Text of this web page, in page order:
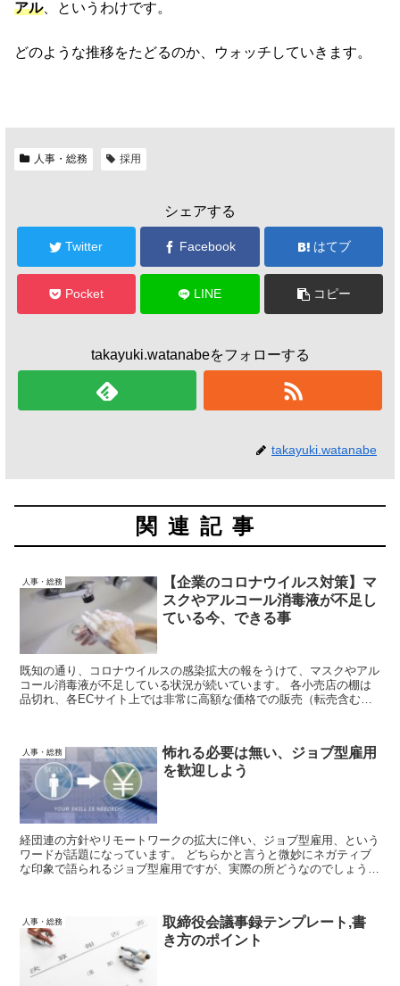
アル、というわけです。
どのような推移をたどるのか、ウォッチしていきます。
人事・総務 採用
シェアする
Twitter Facebook はてブ
Pocket LINE コピー
takayuki.watanabeをフォローする
takayuki.watanabe
関連記事
人事・総務
【企業のコロナウイルス対策】マ
スクやアルコール消毒液が不足し
ている今、できる事
既知の通り、コロナウイルスの感染拡大の報をうけて、マスクやアル
コール消毒液が不足している状況が続いています。 各小売店の棚は
品切れ、各ECサイト上では非常に高額な価格での販売（転売含む）
人事・総務
怖れる必要は無い、ジョブ型雇用
を歓迎しよう
経団連の方針やリモートワークの拡大に伴い、ジョブ型雇用、という
ワードが話題になっています。 どちらかと言うと微妙にネガティブ
な印象で語られるジョブ型雇用ですが、実際の所どうなのでしょう
人事・総務
取締役会議事録テンプレート,書
き方のポイント